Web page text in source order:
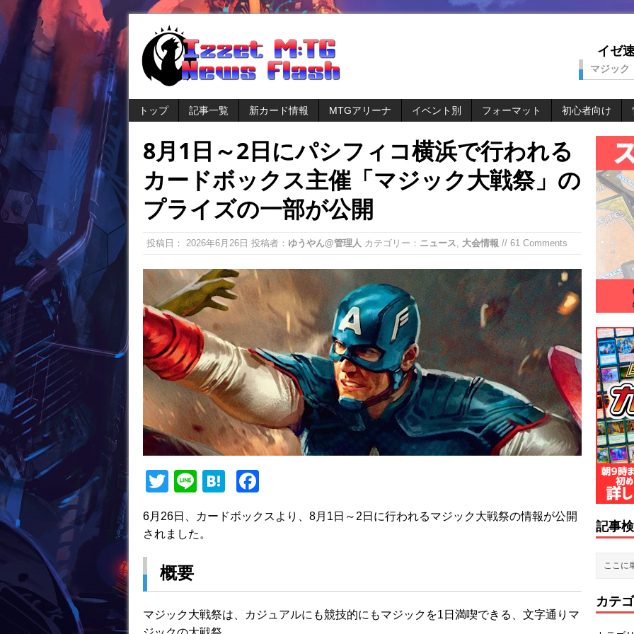
イゼ
マジック
トップ 記事一覧 新カード情報 MTGアリーナ イベント別 フォーマット 初心者向け
8月1日～2日にパシフィコ横浜で行われる
カードボックス主催「マジック大戦祭」の
プライズの一部が公開
投稿日： 2026年6月26日 投稿者： ゆうやん@管理人 カテゴリー： ニュース, 大会情報 // 61 Comments
T
itt
Li
e
H
e
c
o
o
6月26日、カードボックスより、8月1日～2日に行われるマジック大戦祭の情報が公開
されました。
概要
マジック大戦祭は、カジュアルにも競技的にもマジックを1日満喫できる、文字通りマ
記事
カテ